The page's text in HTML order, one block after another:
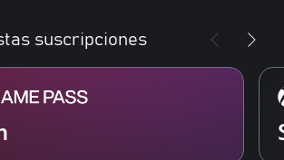
suscripciones